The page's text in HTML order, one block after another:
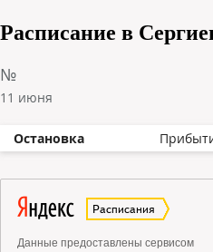
Расписание в
№
11 июня
Остановка